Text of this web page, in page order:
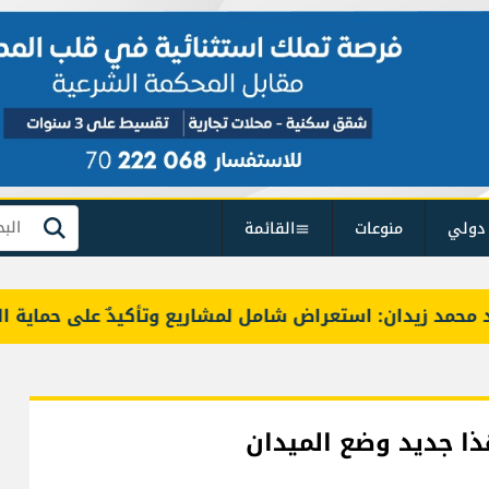
منوعات القائمة بحث
زيدان: استعراض شامل لمشاريع وتأكيدٌ على حماية القيمة
جديد وضع الميدان